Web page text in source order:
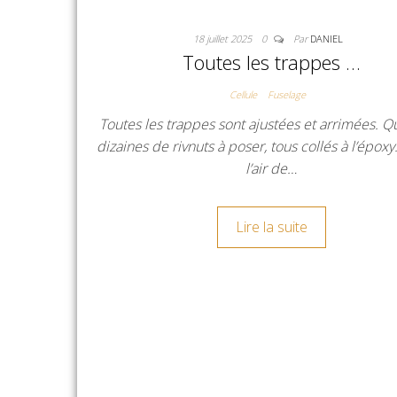
18 juillet 2025 0 ParDANIEL
Toutes les trappes …
Cellule Fuselage
Toutes les trappes sont ajustées et arrimées.
dizaines de rivnuts à poser, tous collés à
l’air de…
Lire la suite